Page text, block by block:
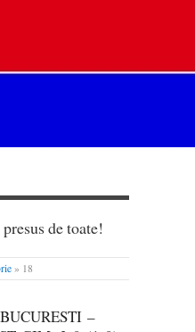
de toate!
» 18
–